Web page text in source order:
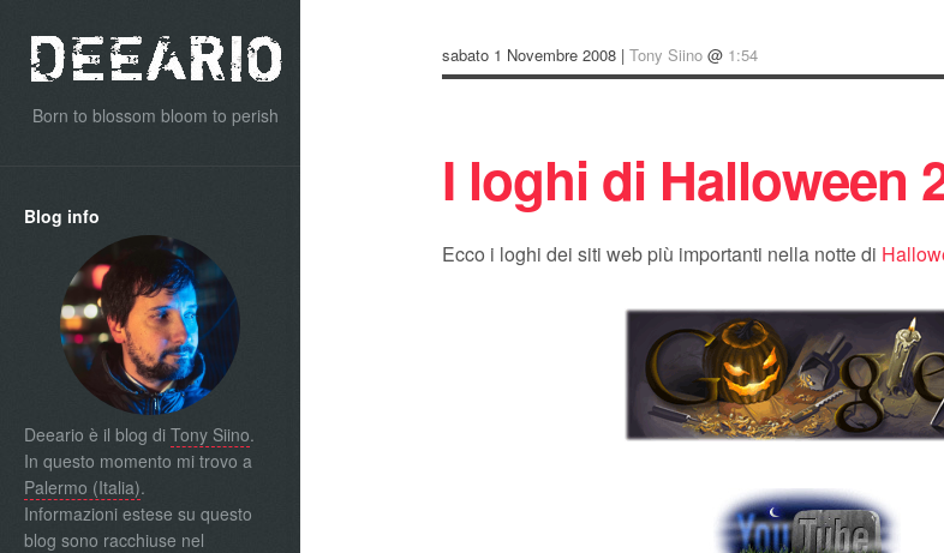
Born to blossom bloom to perish
Blog info
Deeario è il blog di Tony Siino.
In questo momento mi trovo a
Palermo (Italia).
Informazioni estese su questo
blog sono racchiuse nel
sabato 1 Novembre 2008 |Tony Siino @ 1:54
I loghi di Halloween
Ecco i loghi dei siti web più importanti nella notte di